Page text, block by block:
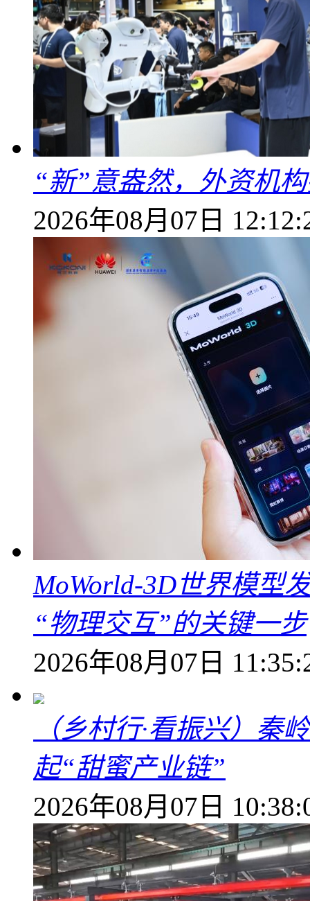
“新”意盎然，外资机
2026年08月07日
MoWorld-3D世界模型
“物理交互”的关键一步
2026年08月07日
（乡村行·看振兴）秦
起“甜蜜产业链”
2026年08月07日